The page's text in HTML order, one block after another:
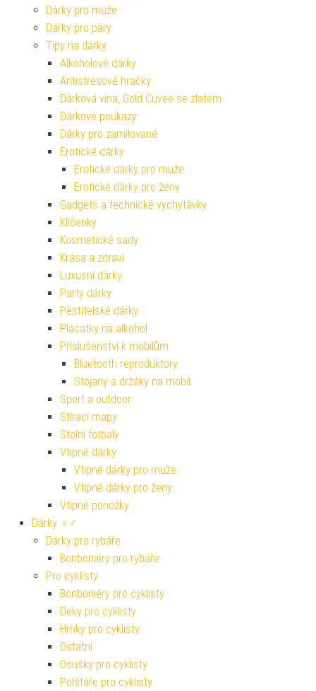
Dárky pro muže
Dárky pro páry
Tipy na dárky
Alkoholové dárky
Antistresové hračky
Dárková vína, Gold Cuvee se zlatem
Dárkové poukazy
Dárky pro zamilované
Erotické dárky
Erotické dárky pro muže
Erotické dárky pro ženy
Gadgets a technické vychytávky
Klíčenky
Kosmetické sady
Krása a zdraví
Luxusní dárky
Party dárky
Pěstitelské dárky
Placatky na alkohol
Příslušenství k mobilům
Bluetooth reproduktory
Stojany a držáky na mobil
Sport a outdoor
Stírací mapy
Stolní fotbaly
Vtipné dárky
Vtipné dárky pro muže
Vtipné dárky pro ženy
Vtipné ponožky
Dárky ♀♂
Dárky pro rybáře
Bonboniéry pro rybáře
Pro cyklisty
Bonboniéry pro cyklisty
Deky pro cyklisty
Hrnky pro cyklisty
Ostatní
Osušky pro cyklisty
Polštáře pro cyklisty